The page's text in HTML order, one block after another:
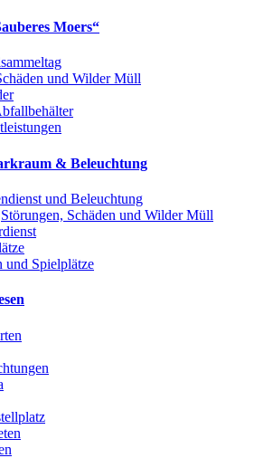
Moers“
und Wilder Müll
& Beleuchtung
und Beleuchtung
Störungen, Schäden und Wilder Müll
und Spielplätze